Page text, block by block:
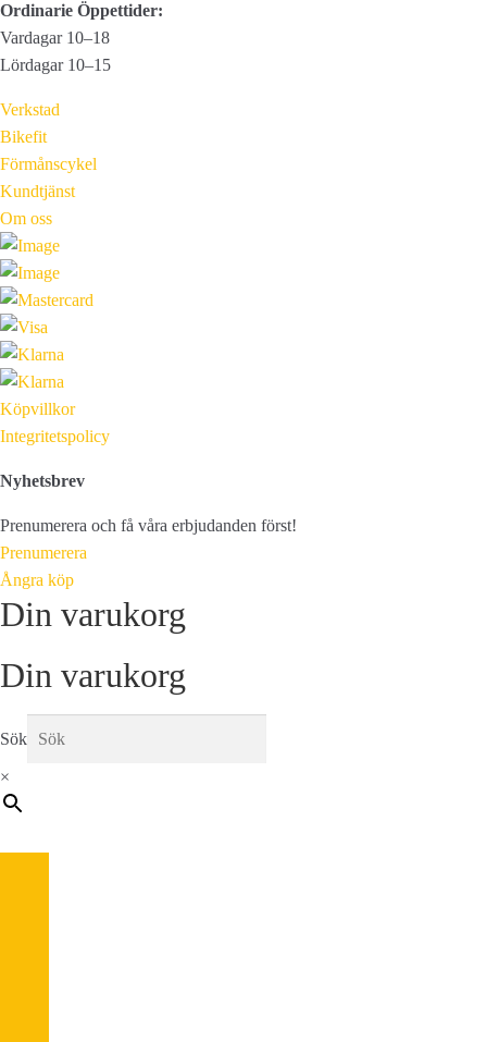
Ordinarie Öppettider:
Vardagar 10–18
Lördagar 10–15
Verkstad
Bikefit
Förmånscykel
Kundtjänst
Om oss
Köpvillkor
Integritetspolicy
Nyhetsbrev
Prenumerera och få våra erbjudanden först!
Prenumerera
Ångra köp
Din varukorg
Din varukorg
Sök
×